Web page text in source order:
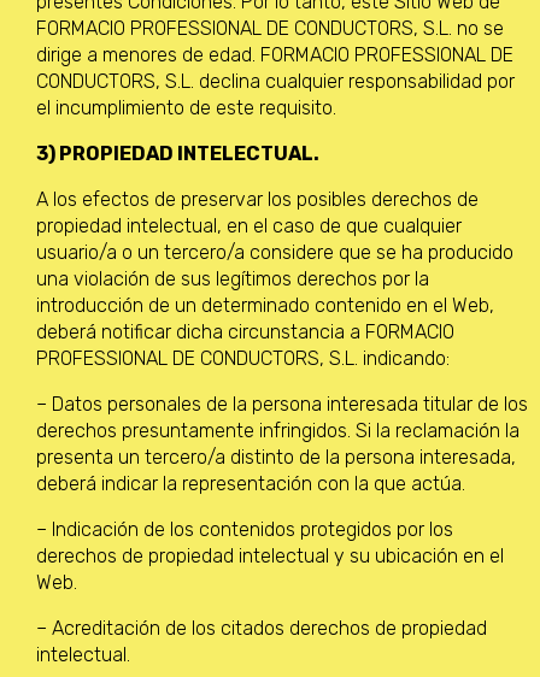
FORMACIO PROFESSIONAL DE CONDUCTORS, S.L. no se
dirige a menores de edad. FORMACIO PROFESSIONAL DE
CONDUCTORS, S.L. declina cualquier responsabilidad por
el incumplimiento de este requisito.
3) PROPIEDAD INTELECTUAL.
A los efectos de preservar los posibles derechos de
propiedad intelectual, en el caso de que cualquier
usuario/a o un tercero/a considere que se ha producido
una violación de sus legítimos derechos por la
introducción de un determinado contenido en el Web,
deberá notificar dicha circunstancia a FORMACIO
PROFESSIONAL DE CONDUCTORS, S.L. indicando:
– Datos personales de la persona interesada titular de los
derechos presuntamente infringidos. Si la reclamación la
presenta un tercero/a distinto de la persona interesada,
deberá indicar la representación con la que actúa.
– Indicación de los contenidos protegidos por los
derechos de propiedad intelectual y su ubicación en el
Web.
– Acreditación de los citados derechos de propiedad
intelectual.